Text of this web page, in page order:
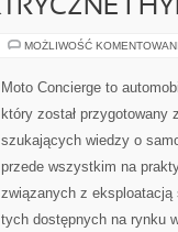
I
MOŻLIWOŚĆ
Moto Concierge to
który został przygotowany
szukających wiedzy o
przede wszystkim na
związanych z eksploatacją
tych dostępnych na rynku